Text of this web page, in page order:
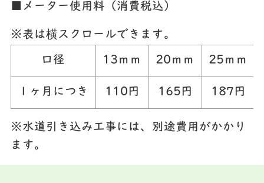
■メーター使用料（消費税込）
※表は横スクロールできます。
口径 13ｍｍ 20ｍｍ 25ｍｍ
１ヶ月につき 110円 165円 187円
※水道引き込み工事には、別途費用がかかり
ます。